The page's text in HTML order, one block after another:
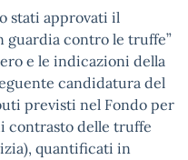
stati approvati il
guardia contro le truffe”
e le indicazioni della
candidatura del
previsti nel Fondo per
contrasto delle truffe
quantificati in